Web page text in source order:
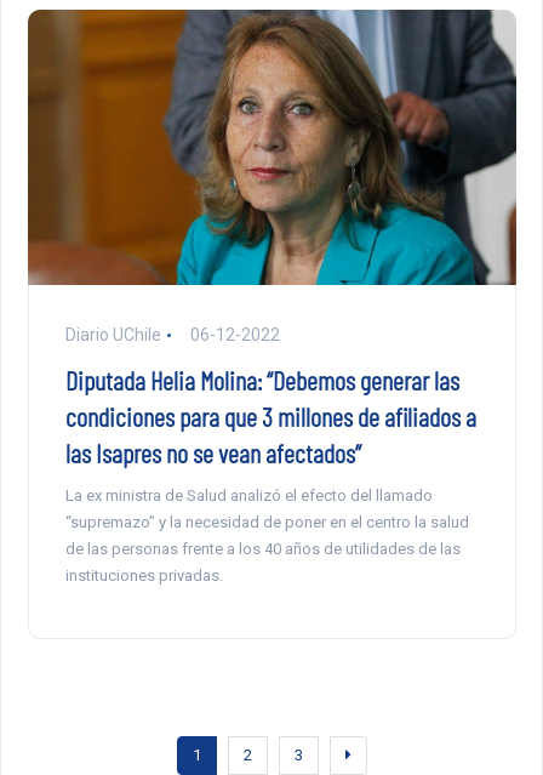
Diario UChile 06-12-2022
Diputada Helia Molina: “Debemos generar las
condiciones para que 3 millones de afiliados a
las Isapres no se vean afectados”
La ex ministra de Salud analizó el efecto del llamado
“supremazo” y la necesidad de poner en el centro la salud
de las personas frente a los 40 años de utilidades de las
instituciones privadas.
1 2 3